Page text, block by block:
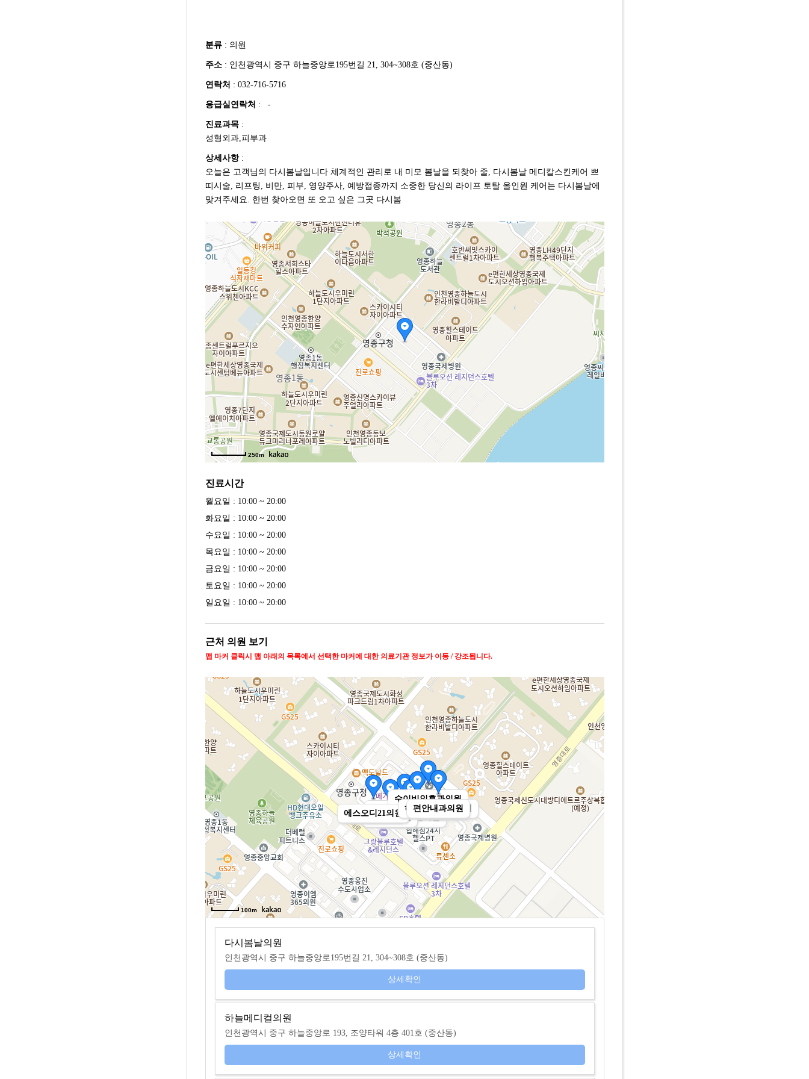
분류: 의원
주소: 인천광역시 중구 하늘중앙로195번길 21, 304~308호 (중산동)
연락처 : 032-716-5716
응급실연락처 : -
진료과목:
성형외과,피부과
상세사항:
오늘은 고객님의 다시봄날입니다 체계적인 관리로 내 미모 봄날을 되찾아 줄, 다시봄날 메디칼스킨케어 쁘
띠시술, 리프팅, 비만, 피부, 영양주사, 예방접종까지 소중한 당신의 라이프 토탈 올인원 케어는 다시봄날에
맞겨주세요. 한번 찾아오면 또 오고 싶은 그곳 다시봄
250m
진료시간
월요일 : 10:00 ~ 20:00
화요일 : 10:00 ~ 20:00
수요일 : 10:00 ~ 20:00
목요일 : 10:00 ~ 20:00
금요일 : 10:00 ~ 20:00
토요일 : 10:00 ~ 20:00
일요일 : 10:00 ~ 20:00
근처 의원 보기
맵 마커 클릭시 맵 아래의 목록에서 선택한 마커에 대한 의료기관 정보가 이동 / 강조됩니다.
다시봄날의원
하늘메디컬의원
키클소아청소년과의원
하늘마디재활의학과의원
리베리의원
수이비인후과의원
서울연합의원
에스오디21의원
하늘정형외과의원
편안내과의원
100m
다시봄날의원
인천광역시 중구 하늘중앙로195번길 21, 304~308호 (중산동)
상세확인
하늘메디컬의원
인천광역시 중구 하늘중앙로 193, 조양타워 4층 401호 (중산동)
상세확인